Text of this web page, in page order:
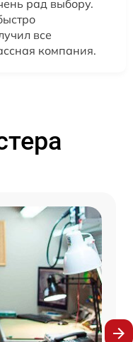
рад выбору.
все
компания.